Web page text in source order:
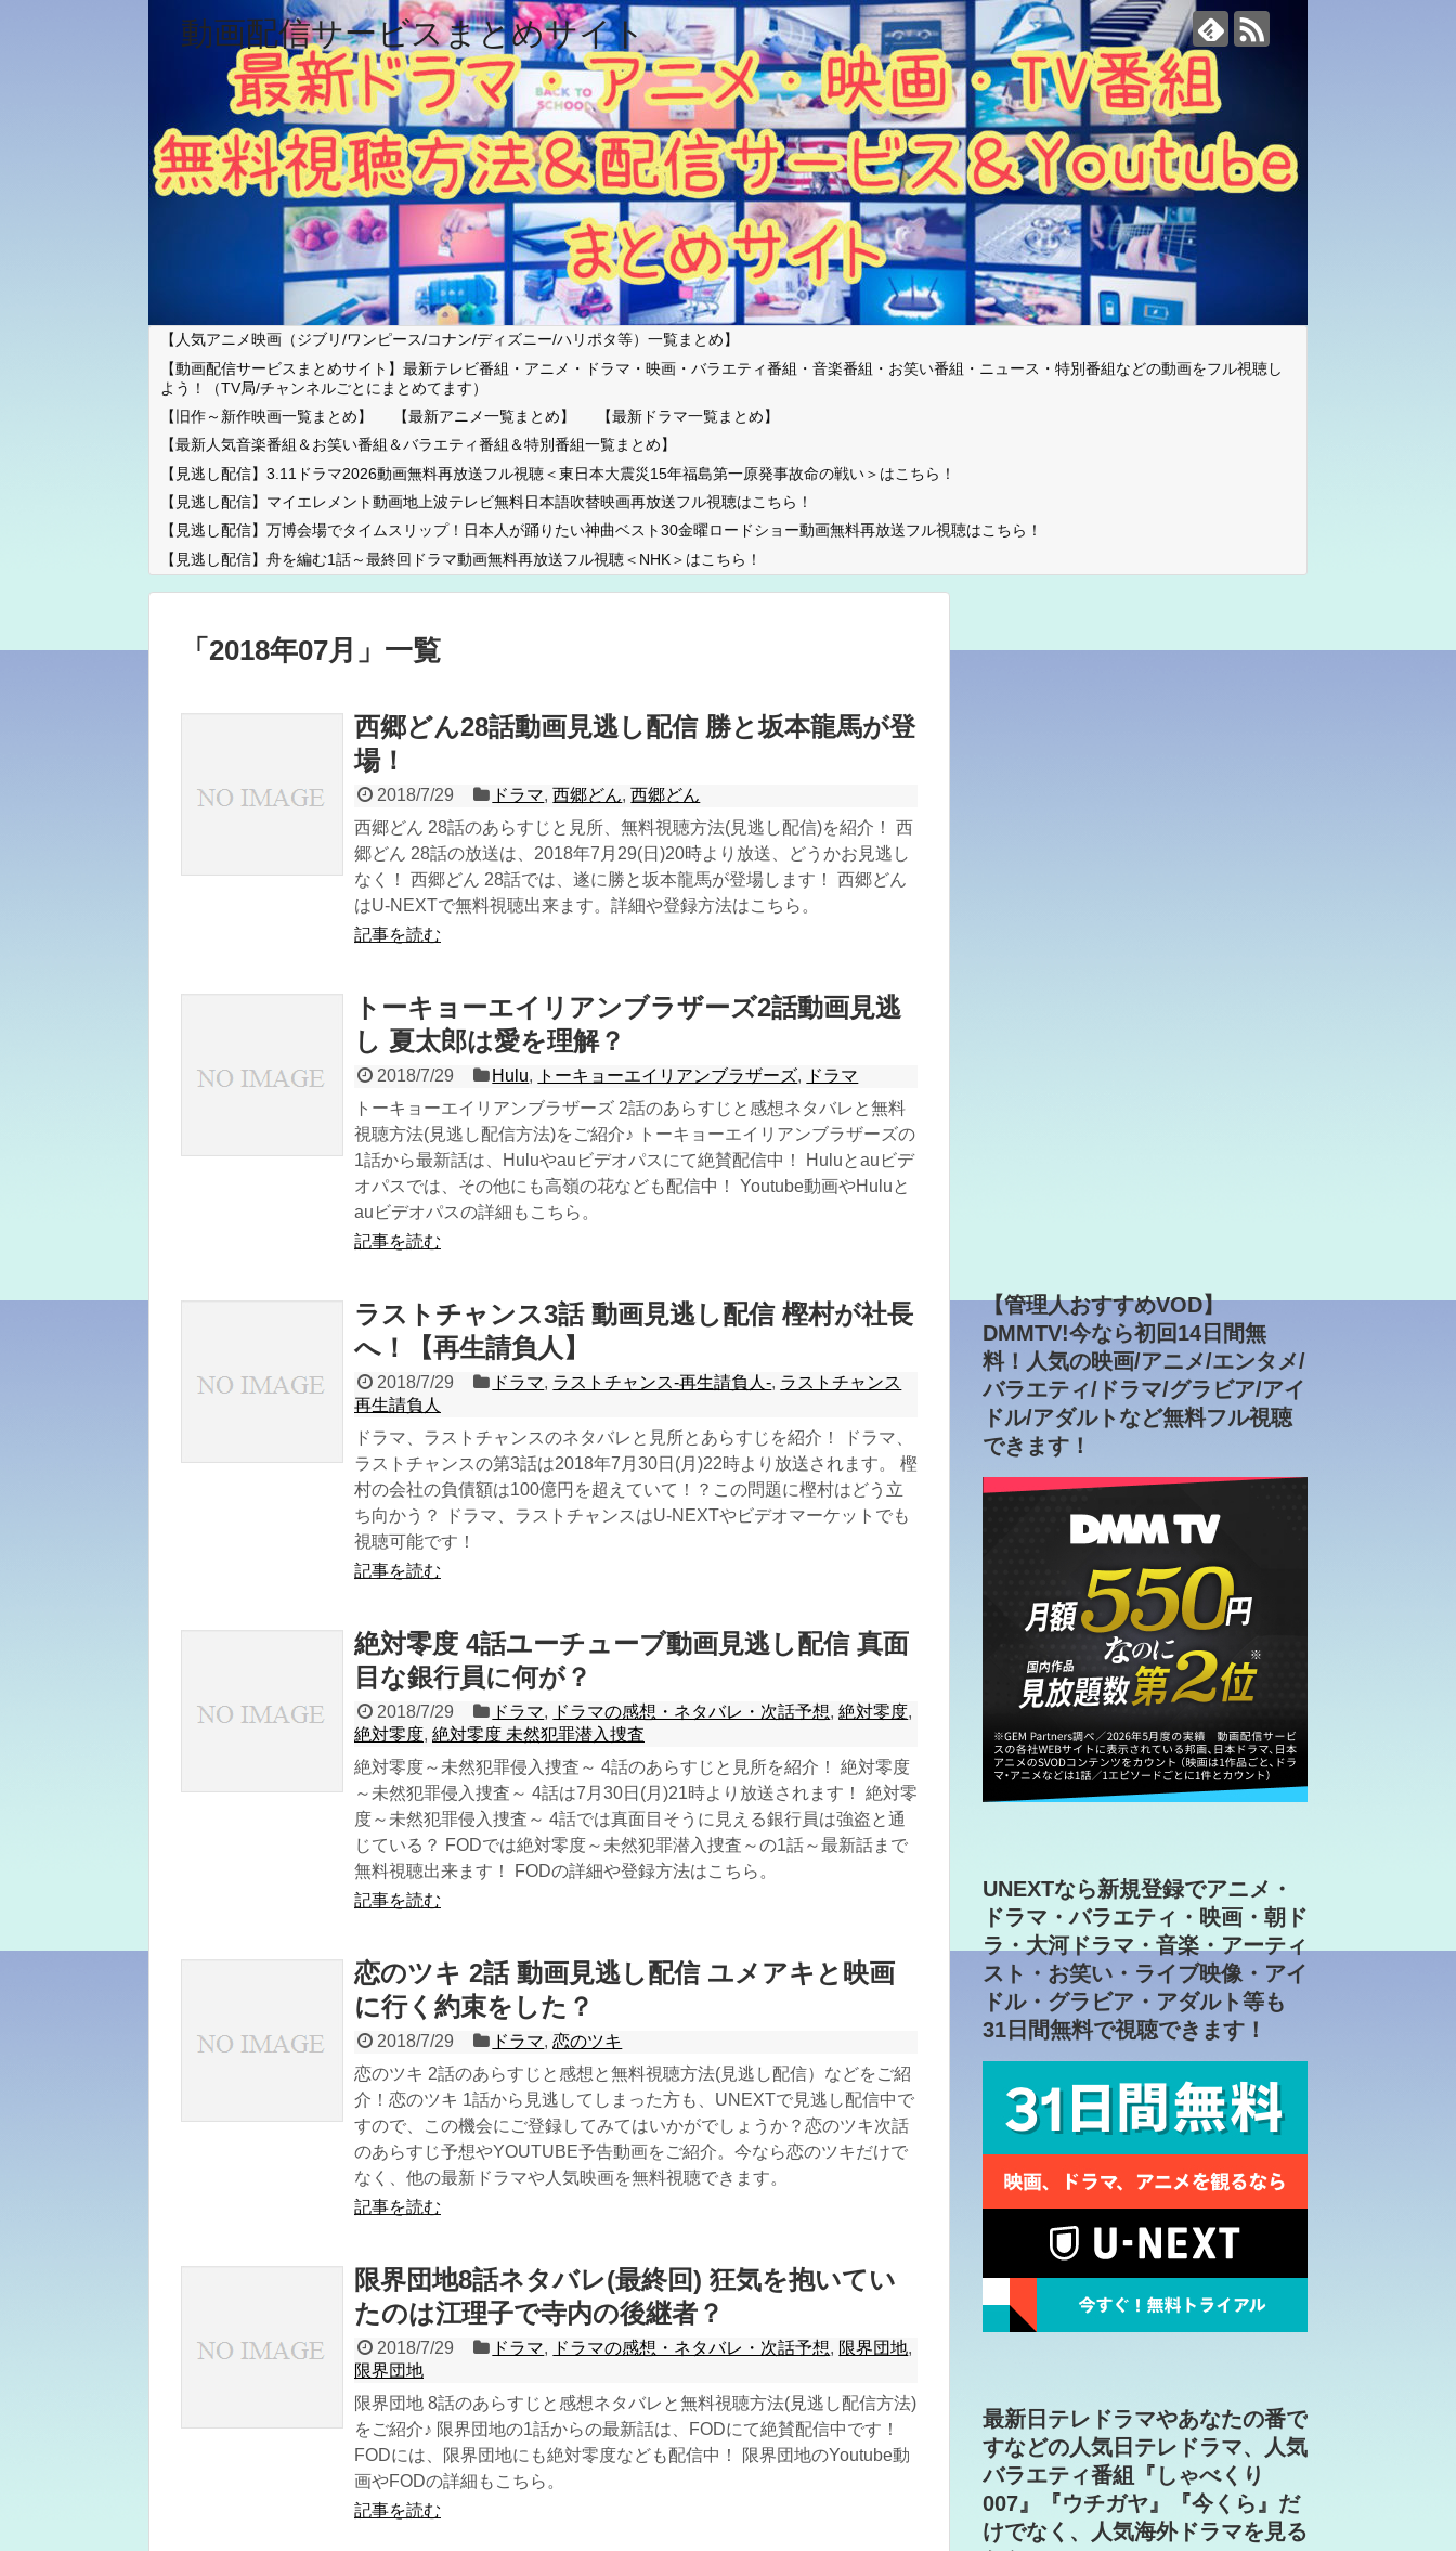
動画配信サービスまとめサイト
【人気アニメ映画（ジブリ/ワンピース/コナン/ディズニー/ハリポタ等）一覧まとめ】
【動画配信サービスまとめサイト】最新テレビ番組・アニメ・ドラマ・映画・バラエティ番組・音楽番組・お笑い番組・ニュース・特別番組などの動画をフル視聴し
よう！（TV局/チャンネルごとにまとめてます）
【旧作～新作映画一覧まとめ】
【最新アニメ一覧まとめ】
【最新ドラマ一覧まとめ】
【最新人気音楽番組＆お笑い番組＆バラエティ番組＆特別番組一覧まとめ】
【見逃し配信】3.11ドラマ2026動画無料再放送フル視聴＜東日本大震災15年福島第一原発事故命の戦い＞はこちら！
【見逃し配信】マイエレメント動画地上波テレビ無料日本語吹替映画再放送フル視聴はこちら！
【見逃し配信】万博会場でタイムスリップ！日本人が踊りたい神曲ベスト30金曜ロードショー動画無料再放送フル視聴はこちら！
【見逃し配信】舟を編む1話～最終回ドラマ動画無料再放送フル視聴＜NHK＞はこちら！
「 2018年07月 」 一覧
西郷どん28話動画見逃し配信 勝と坂本龍馬が登
場！
2018/7/29 ドラマ,西郷どん,西郷どん
西郷どん 28話のあらすじと見所、無料視聴方法(見逃し配信)を紹介！ 西
郷どん 28話の放送は、2018年7月29(日)20時より放送、どうかお見逃し
なく！ 西郷どん 28話では、遂に勝と坂本龍馬が登場します！ 西郷どん
はU-NEXTで無料視聴出来ます。詳細や登録方法はこちら。
記事を読む
トーキョーエイリアンブラザーズ2話動画見逃
し 夏太郎は愛を理解？
2018/7/29 Hulu, トーキョーエイリアンブラザーズ, ドラマ
トーキョーエイリアンブラザーズ 2話のあらすじと感想ネタバレと無料
視聴方法(見逃し配信方法)をご紹介♪ トーキョーエイリアンブラザーズの
1話から最新話は、Huluやauビデオパスにて絶賛配信中！ Huluとauビデ
オパスでは、その他にも高嶺の花なども配信中！ Youtube動画やHuluと
auビデオパスの詳細もこちら。
記事を読む
ラストチャンス3話 動画見逃し配信 樫村が社長
へ！【再生請負人】
2018/7/29 ドラマ, ラストチャンス-再生請負人-, ラストチャンス
再生請負人
ドラマ、ラストチャンスのネタバレと見所とあらすじを紹介！ ドラマ、
ラストチャンスの第3話は2018年7月30日(月)22時より放送されます。 樫
村の会社の負債額は100億円を超えていて！？この問題に樫村はどう立
ち向かう？ ドラマ、ラストチャンスはU-NEXTやビデオマーケットでも
視聴可能です！
記事を読む
絶対零度 4話ユーチューブ動画見逃し配信 真面
目な銀行員に何が？
2018/7/29 ドラマ, ドラマの感想・ネタバレ・次話予想,絶対零度,
絶対零度, 絶対零度 未然犯罪潜入捜査
絶対零度～未然犯罪侵入捜査～ 4話のあらすじと見所を紹介！ 絶対零度
～未然犯罪侵入捜査～ 4話は7月30日(月)21時より放送されます！ 絶対零
度～未然犯罪侵入捜査～ 4話では真面目そうに見える銀行員は強盗と通
じている？ FODでは絶対零度～未然犯罪潜入捜査～の1話～最新話まで
無料視聴出来ます！ FODの詳細や登録方法はこちら。
記事を読む
恋のツキ 2話 動画見逃し配信 ユメアキと映画
に行く約束をした？
2018/7/29 ドラマ,恋のツキ
恋のツキ 2話のあらすじと感想と無料視聴方法(見逃し配信）などをご紹
介！恋のツキ 1話から見逃してしまった方も、UNEXTで見逃し配信中で
すので、この機会にご登録してみてはいかがでしょうか？恋のツキ次話
のあらすじ予想やYOUTUBE予告動画をご紹介。今なら恋のツキだけで
なく、他の最新ドラマや人気映画を無料視聴できます。
記事を読む
限界団地8話ネタバレ(最終回) 狂気を抱いてい
たのは江理子で寺内の後継者？
2018/7/29 ドラマ, ドラマの感想・ネタバレ・次話予想, 限界団地,
限界団地
限界団地 8話のあらすじと感想ネタバレと無料視聴方法(見逃し配信方法)
をご紹介♪ 限界団地の1話からの最新話は、FODにて絶賛配信中です！
FODには、限界団地にも絶対零度なども配信中！ 限界団地のYoutube動
画やFODの詳細もこちら。
記事を読む
【管理人おすすめVOD】
DMMTV!今なら初回14日間無
料！人気の映画/アニメ/エンタメ/
バラエティ/ドラマ/グラビア/アイ
ドル/アダルトなど無料フル視聴
できます！
UNEXTなら新規登録でアニメ・
ドラマ・バラエティ・映画・朝ド
ラ・大河ドラマ・音楽・アーティ
スト・お笑い・ライブ映像・アイ
ドル・グラビア・アダルト等も
31日間無料で視聴できます！
最新日テレドラマやあなたの番で
すなどの人気日テレドラマ、人気
バラエティ番組『しゃべくり
007』『ウチガヤ』『今くら』だ
けでなく、人気海外ドラマを見る